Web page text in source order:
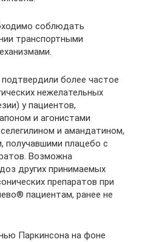
соблюдать
транспортными
более частое
нежелательных
у пациентов,
и агонистами
и амандатином,
получавшими плацебо с
Возможна
других принимаемых
препаратов при
пациентам, ранее не
Паркинсона на фоне